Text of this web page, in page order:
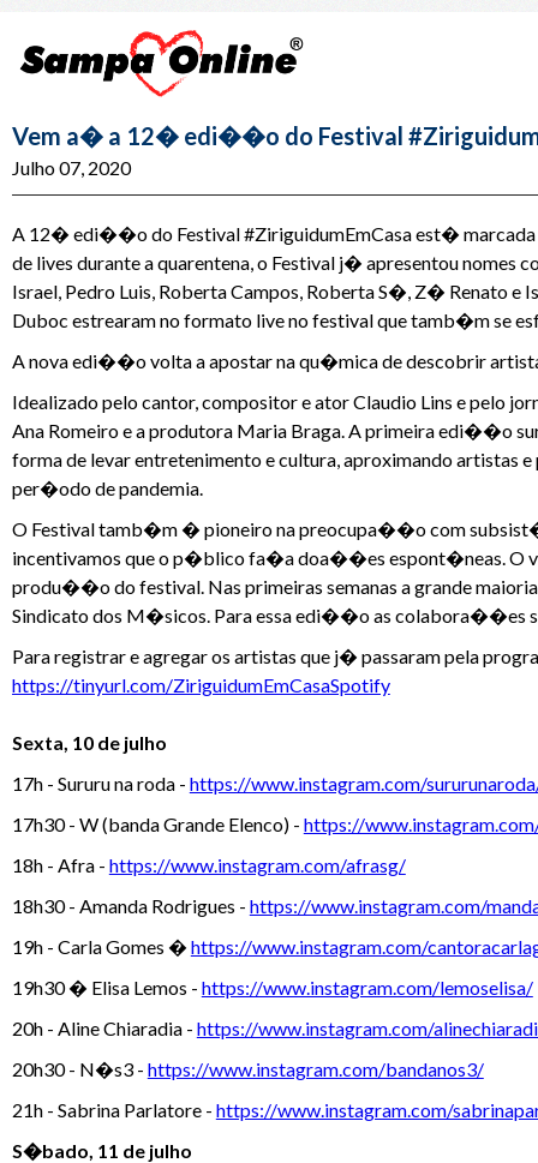
Vem a� a 12� edi��o do Festival
Julho 07, 2020
A 12� edi��o do Festival #ZiriguidumEmCasa est�
de lives durante a quarentena, o Festival j� apresentou
Israel, Pedro Luis, Roberta Campos, Roberta S�, Z� Renato e
Duboc estrearam no formato live no festival que tamb�m se
A nova edi��o volta a apostar na qu�mica de descobrir
Idealizado pelo cantor, compositor e ator Claudio Lins e pelo
Ana Romeiro e a produtora Maria Braga. A primeira edi��o
forma de levar entretenimento e cultura, aproximando
per�odo de pandemia.
O Festival tamb�m � pioneiro na preocupa��o com
incentivamos que o p�blico fa�a doa��es espont�neas. O
produ��o do festival. Nas primeiras semanas a grande
Sindicato dos M�sicos. Para essa edi��o as colabora��es
Para registrar e agregar os artistas que j� passaram pela
https://tinyurl.com/ZiriguidumEmCasaSpotify
Sexta, 10 de julho
17h - Sururu na roda - https://www.instagram.com/
17h30 - W (banda Grande Elenco) - https://
18h - Afra - https://www.instagram.com/afrasg/
18h30 - Amanda Rodrigues - https://www.instagram.com/
19h - Carla Gomes � https://www.instagram.com/
19h30 � Elisa Lemos - https://www.instagram.com/lemoselisa/
20h - Aline Chiaradia - https://www.instagram.com/
20h30 - N�s3 - https://www.instagram.com/bandanos3/
21h - Sabrina Parlatore - https://www.instagram.com/
S�bado, 11 de julho